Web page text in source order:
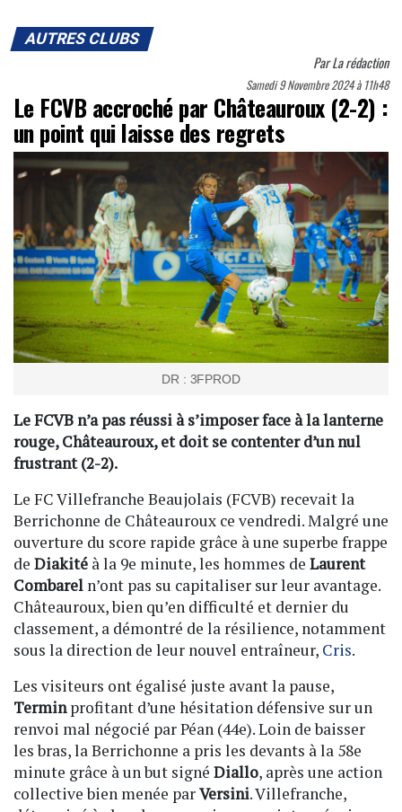
AUTRES CLUBS
ParLa rédaction
Samedi 9 Novembre 2024 à 11h48
Le FCVB accroché par Châteauroux (2-2) :
un point qui laisse des regrets
DR : 3FPROD
Le FCVB n’a pas réussi à s’imposer face à la lanterne
rouge, Châteauroux, et doit se contenter d’un nul
frustrant (2-2).
Le FC Villefranche Beaujolais (FCVB) recevait la
Berrichonne de Châteauroux ce vendredi. Malgré une
ouverture du score rapide grâce à une superbe frappe
de Diakité à la 9e minute, les hommes de Laurent
Combarel n’ont pas su capitaliser sur leur avantage.
Châteauroux, bien qu’en difficulté et dernier du
classement, a démontré de la résilience, notamment
sous la direction de leur nouvel entraîneur, Cris.
Les visiteurs ont égalisé juste avant la pause,
Terminprofitant d’une hésitation défensive sur un
renvoi mal négocié par Péan (44e). Loin de baisser
les bras, la Berrichonne a pris les devants à la 58e
minute grâce à un but signé Diallo, après une action
collective bien menée parVersini. Villefranche,